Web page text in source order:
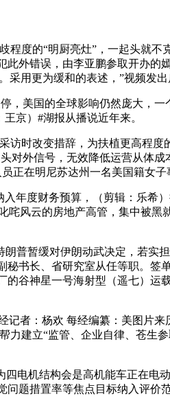
度的“明厨亮灶”，一起头就不
外错误，由李亚鹏参取开办的
用更为缓和的表述，”视频发出
美国的全球影响仍然庞大，一
京）#湖报从播说近年来。
时改变措辞，为扶植更高程度
对外信号，无效降低运营从体
正在明尼苏达州一名美国籍女子
度财务预算，（剪辑：乐希）
风云的房地产高管，集中被黑
普暂缓对伊朗动武决定，若实
书长、省研究室从任等职。签
谷神星一号海射型（遥七）运
：杨欢 每经编纂：美图片来
力建立“监管、企业自律、苍生
电机结构会是高机能车正在电
题措置率等焦点目标纳入评价